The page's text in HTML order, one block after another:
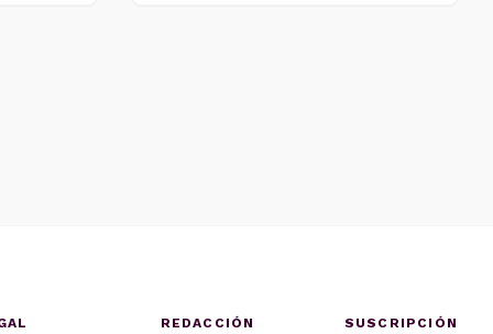
REDACCIÓN SUSCRIPCIÓN